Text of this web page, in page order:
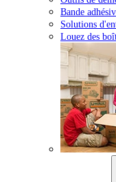
Bande
Solutions
Louez des